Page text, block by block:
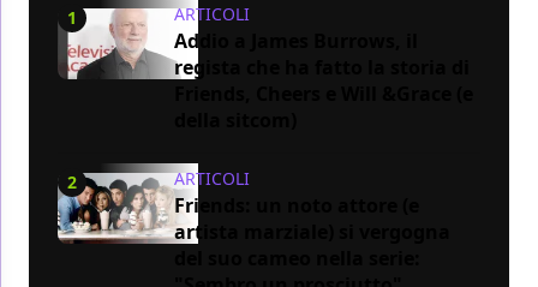
1 ARTICOLI
Addio a James Burrows, il
regista che ha fatto la storia di
2 ARTICOLI
Friends: un noto attore (e
artista marziale) si vergogna